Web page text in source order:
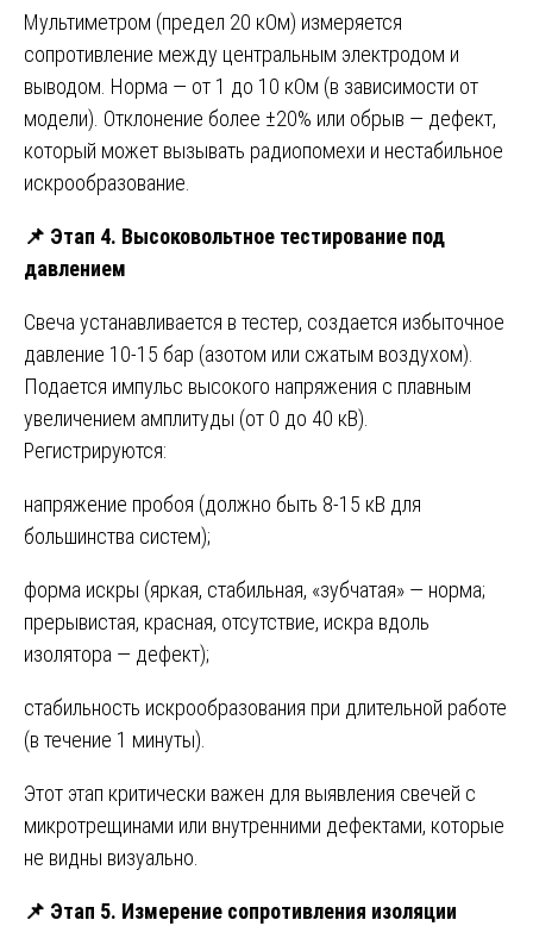
Мультиметром (предел 20 кОм) измеряется
сопротивление между центральным электродом и
выводом. Норма — от 1 до 10 кОм (в зависимости от
модели). Отклонение более ±20% или обрыв — дефект,
который может вызывать радиопомехи и нестабильное
искрообразование.
📌 Этап 4. Высоковольтное тестирование под
давлением
Свеча устанавливается в тестер, создается избыточное
давление 10-15 бар (азотом или сжатым воздухом).
Подается импульс высокого напряжения с плавным
увеличением амплитуды (от 0 до 40 кВ).
Регистрируются:
напряжение пробоя (должно быть 8-15 кВ для
большинства систем);
форма искры (яркая, стабильная, «зубчатая» — норма;
прерывистая, красная, отсутствие, искра вдоль
изолятора — дефект);
стабильность искрообразования при длительной работе
(в течение 1 минуты).
Этот этап критически важен для выявления свечей с
микротрещинами или внутренними дефектами, которые
не видны визуально.
📌 Этап 5. Измерение сопротивления изоляции